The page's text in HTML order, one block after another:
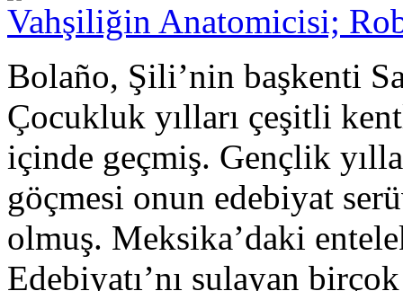
Vahşiliğin Anatomicisi;
Bolaño, Şili’nin başkenti
Çocukluk yılları çeşitli
içinde geçmiş. Gençlik
göçmesi onun edebiyat
olmuş. Meksika’daki
Edebiyatı’nı sulayan